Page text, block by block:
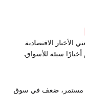
الأخبار الاقتصادية
سيئة للأسواق.
مستمر، ضعف في سوق